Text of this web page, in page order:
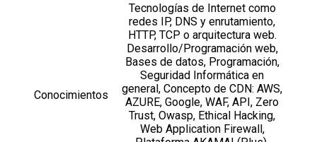
Conocimientos
Tecnologías de Internet como
redes IP, DNS y enrutamiento,
HTTP, TCP o arquitectura web.
Desarrollo/Programación web,
Bases de datos, Programación,
Seguridad Informática en
general, Concepto de CDN: AWS,
AZURE, Google, WAF, API, Zero
Trust, Owasp, Ethical Hacking,
Web Application Firewall,